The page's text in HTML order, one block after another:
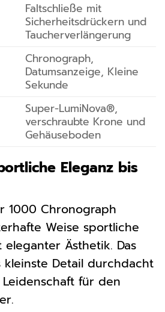
Faltschließe mit
Sicherheitsdrückern und
Taucherverlängerung
Chronograph,
Datumsanzeige, Kleine
Sekunde
Super-LumiNova®,
verschraubte Krone und
Gehäuseboden
Eleganz bis
1000 Chronograph
Weise sportliche
Ästhetik. Das
kleinste Detail durchdacht
für den